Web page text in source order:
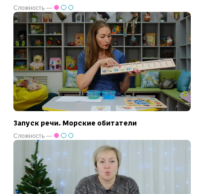
Сложность —
Запуск речи. Морские обитатели
Сложность —